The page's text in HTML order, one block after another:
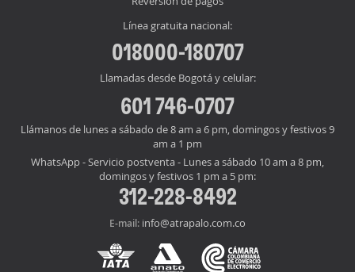
Línea gratuita nacional:
018000-180707
Llamadas desde Bogotá y celular:
601 746-0707
Llámanos de lunes a sábado de 8 am a 6 pm, domingos y festivos 9
am a 1 pm
WhatsApp - Servicio postventa - Lunes a sábado 10 am a 8 pm,
domingos y festivos 1 pm a 5 pm:
312-228-8492
E-mail: info@atrapalo.com.co